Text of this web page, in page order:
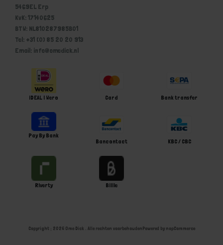
5469EL Erp
KvK: 17140625
BTW: NL810287985B01
Tel: +31 (0) 85 20 20 913
Email: info@omedick.nl
iDEAL | Wero Card Bank transfer
Pay By Bank
Bancontact
KBC / CBC
Riverty Billie
Copyright ; 2026 Ome Dick . Alle rechten voorbehoudenPowered by nopCommerce